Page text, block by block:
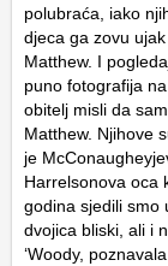
polubraća, iako
djeca ga zovu
Matthew. I
puno fotografija
obitelj misli da
Matthew. Njihove
je
Harrelsonova oca
godina sjedili smo
dvojica bliski, ali i
‘Woody,